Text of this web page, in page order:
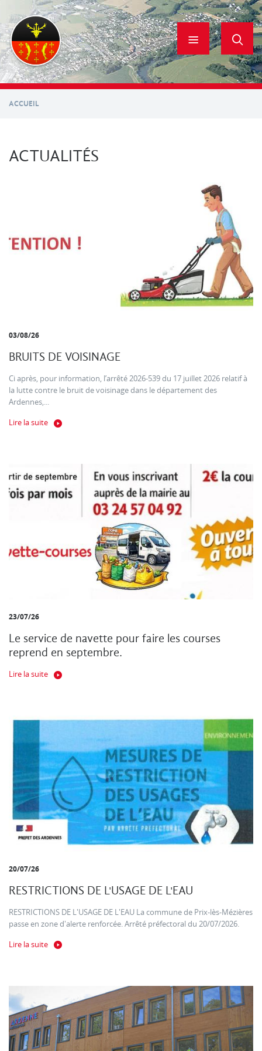
contenu
principal
ACCUEIL
ACTUALITÉS
03/08/26
BRUITS DE VOISINAGE
Ci après, pour information, l’arrêté 2026-539 du 17 juillet 2026 relatif à
la lutte contre le bruit de voisinage dans le département des
Ardennes,...
Lire la suite
23/07/26
Le service de navette pour faire les courses
reprend en septembre.
Lire la suite
20/07/26
RESTRICTIONS DE L'USAGE DE L'EAU
RESTRICTIONS DE L'USAGE DE L'EAU La commune de Prix-lès-Mézières
passe en zone d'alerte renforcée. Arrêté préfectoral du 20/07/2026.
Lire la suite